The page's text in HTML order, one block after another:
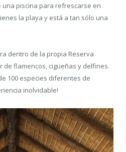
una piscina para refrescarse en
la playa y está a tan sólo una
dentro de la propia Reserva
de flamencos, cigüeñas y delfines.
100 especies diferentes de
inolvidable!